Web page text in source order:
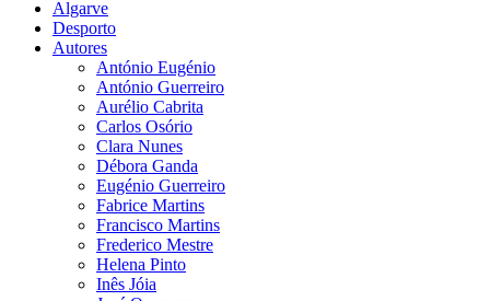
Algarve
Desporto
Autores
António Eugénio
António Guerreiro
Aurélio Cabrita
Carlos Osório
Clara Nunes
Débora Ganda
Eugénio Guerreiro
Fabrice Martins
Francisco Martins
Frederico Mestre
Helena Pinto
Inês Jóia